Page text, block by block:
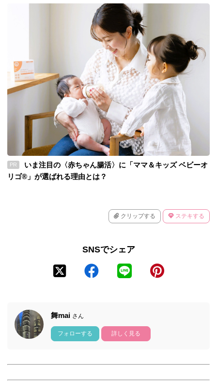
PR
いま注目の〈赤ちゃん腸活〉に「ママ＆キッズ ベビーオ
リゴ®」が選ばれる理由とは？
クリップする ステキする
SNSでシェア
舞mai さん
フォローする 詳しく見る